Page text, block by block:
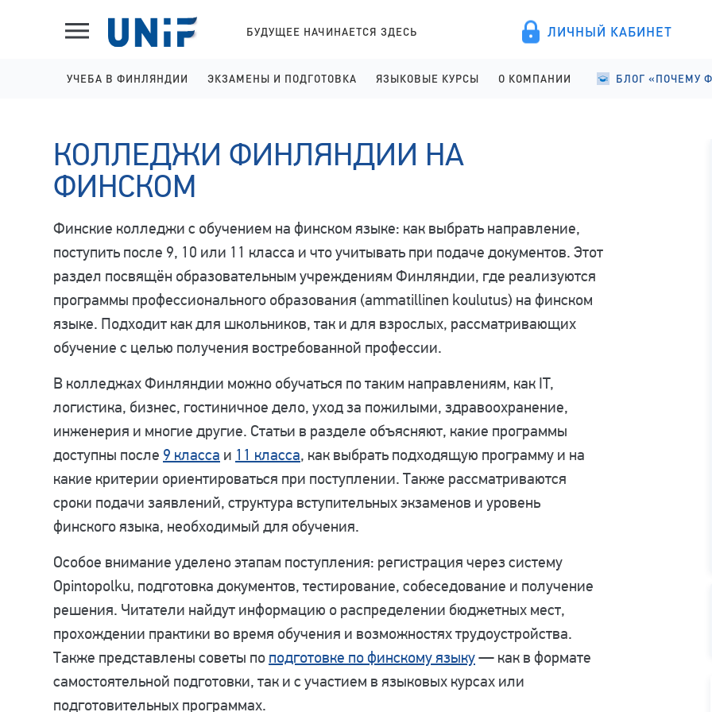
БУДУЩЕЕ НАЧИНАЕТСЯ ЗДЕСЬ ЛИЧНЫЙ КАБИНЕТ
УЧЕБА В ФИНЛЯНДИИ
КОЛЛЕДЖИ НА АНГЛИЙСКОМ
УНИВЕРСИТЕТЫ НА АНГЛИЙСКОМ
КОЛЛЕДЖИ НА ФИНСКОМ
ЭКЗАМЕНЫ И ПОДГОТОВКА
YKI ПОДГОТОВКА И РЕГИСТРАЦИЯ
ЯЗЫКОВЫЕ КУРСЫ
АНГЛИЙСКИЙ ДЛЯ ШКОЛЬНИКОВ
ФИНСКИЙ ДЛЯ ПОСТУПАЮЩИХ
О КОМПАНИИ БЛОГ «ПОЧЕМУ
КОЛЛЕДЖИ ФИНЛЯНДИИ НА
ФИНСКОМ
Финские колледжи с обучением на финском языке: как выбрать направление,
поступить после 9, 10 или 11 класса и что учитывать при подаче документов. Этот
раздел посвящён образовательным учреждениям Финляндии, где реализуются
программы профессионального образования (ammatillinen koulutus) на финском
языке. Подходит как для школьников, так и для взрослых, рассматривающих
обучение с целью получения востребованной профессии.
В колледжах Финляндии можно обучаться по таким направлениям, как IT,
логистика, бизнес, гостиничное дело, уход за пожилыми, здравоохранение,
инженерия и многие другие. Статьи в разделе объясняют, какие программы
доступны после 9 класса и 11 класса, как выбрать подходящую программу и на
какие критерии ориентироваться при поступлении. Также рассматриваются
сроки подачи заявлений, структура вступительных экзаменов и уровень
финского языка, необходимый для обучения.
Особое внимание уделено этапам поступления: регистрация через систему
Opintopolku, подготовка документов, тестирование, собеседование и получение
решения. Читатели найдут информацию о распределении бюджетных мест,
прохождении практики во время обучения и возможностях трудоустройства.
Также представлены советы по подготовке по финскому языку— как в формате
самостоятельной подготовки, так и с участием в языковых курсах или
подготовительных программах.